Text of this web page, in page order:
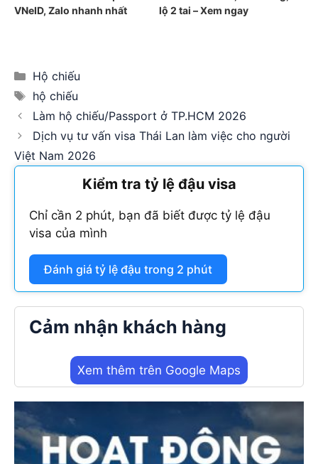
VNeID, Zalo nhanh nhất
lộ 2 tai – Xem ngay
Categories
Hộ chiếu
Tags
hộ chiếu
Làm hộ chiếu/Passport ở TP.HCM 2026
Dịch vụ tư vấn visa Thái Lan làm việc cho người
Việt Nam 2026
Kiểm tra tỷ lệ đậu visa
Chỉ cần 2 phút, bạn đã biết được tỷ lệ đậu
visa của mình
Đánh giá tỷ lệ đậu trong 2 phút
Cảm nhận khách hàng
Xem thêm trên Google Maps